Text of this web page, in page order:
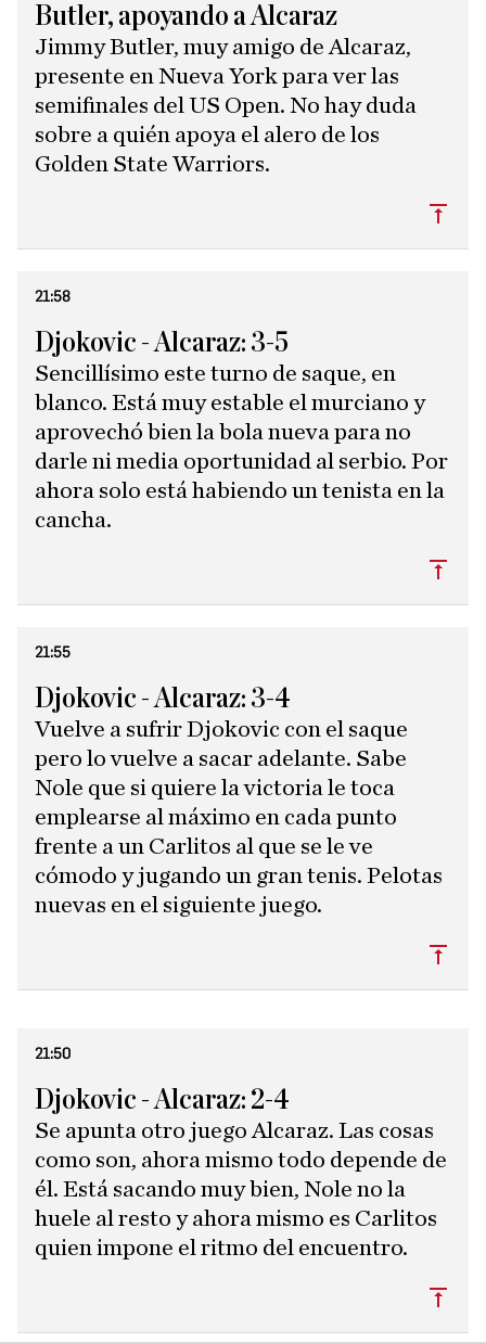
Butler, apoyando a Alcaraz
Jimmy Butler, muy amigo de Alcaraz,
presente en Nueva York para ver las
semifinales del US Open. No hay duda
sobre a quién apoya el alero de los
Golden State Warriors.
21:58
Djokovic - Alcaraz: 3-5
Sencillísimo este turno de saque, en
blanco. Está muy estable el murciano y
aprovechó bien la bola nueva para no
darle ni media oportunidad al serbio. Por
ahora solo está habiendo un tenista en la
cancha.
21:55
Djokovic - Alcaraz: 3-4
Vuelve a sufrir Djokovic con el saque
pero lo vuelve a sacar adelante. Sabe
Nole que si quiere la victoria le toca
emplearse al máximo en cada punto
frente a un Carlitos al que se le ve
cómodo y jugando un gran tenis. Pelotas
nuevas en el siguiente juego.
21:50
Djokovic - Alcaraz: 2-4
Se apunta otro juego Alcaraz. Las cosas
como son, ahora mismo todo depende de
él. Está sacando muy bien, Nole no la
huele al resto y ahora mismo es Carlitos
quien impone el ritmo del encuentro.